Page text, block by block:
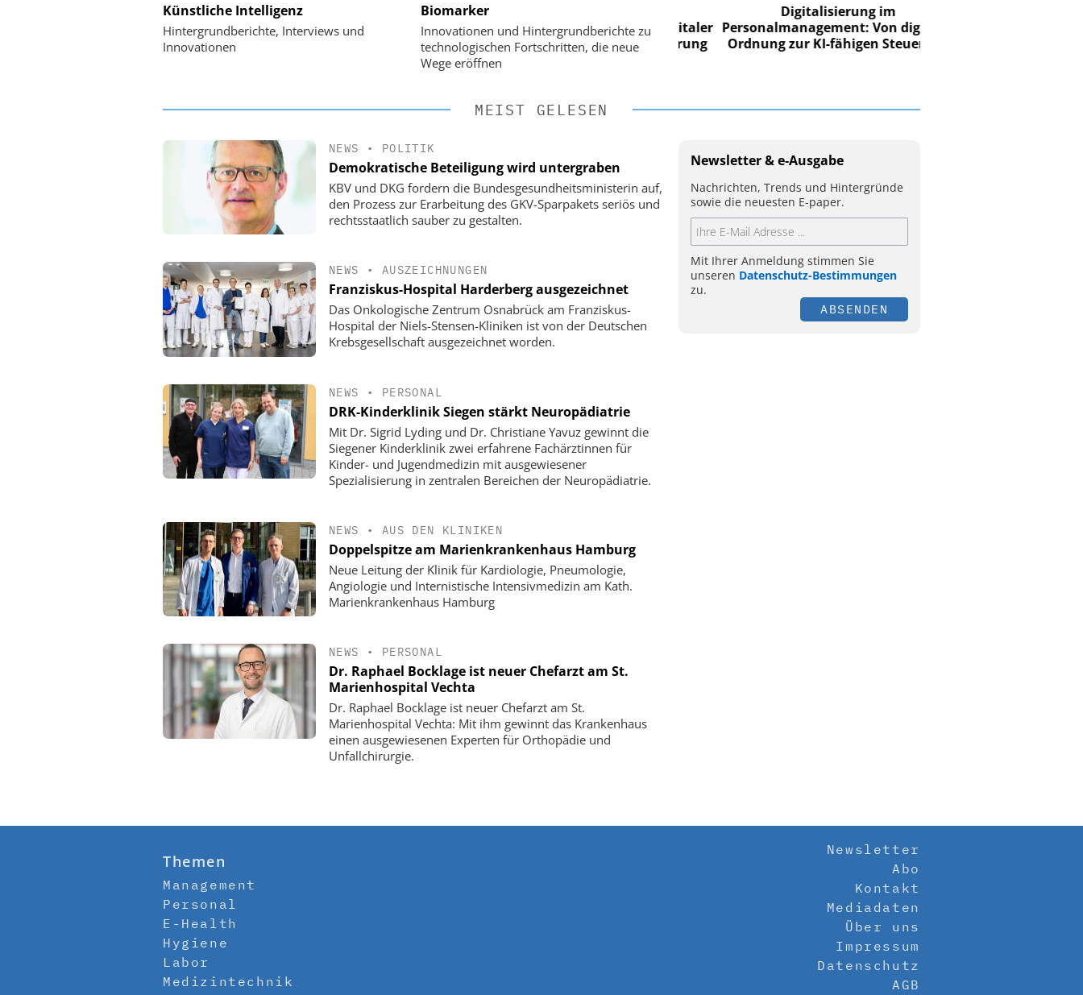
Künstliche Intelligenz
Hintergrundberichte, Interviews und
Innovationen
Biomarker
Innovationen und Hintergrundberichte zu
technologischen Fortschritten, die neue
Wege eröffnen
Digitalisierung im
Personalmanagement: Von digitaler
Ordnung zur KI-fähigen Steuerung
Personalmanagement: Von digitaler
Ordnung zur KI-fähigen Steuerung
Digitalisierung im
Personalmanagement: Von digitaler
Ordnung zur KI-fähigen Steuerung
MEIST GELESEN
NEWS • POLITIK
Demokratische Beteiligung wird untergraben
KBV und DKG fordern die Bundesgesundheitsministerin auf,
den Prozess zur Erarbeitung des GKV-Sparpakets seriös und
rechtsstaatlich sauber zu gestalten.
NEWS • AUSZEICHNUNGEN
Franziskus-Hospital Harderberg ausgezeichnet
Das Onkologische Zentrum Osnabrück am Franziskus-
Hospital der Niels-Stensen-Kliniken ist von der Deutschen
Krebsgesellschaft ausgezeichnet worden.
NEWS • PERSONAL
DRK-Kinderklinik Siegen stärkt Neuropädiatrie
Mit Dr. Sigrid Lyding und Dr. Christiane Yavuz gewinnt die
Siegener Kinderklinik zwei erfahrene Fachärztinnen für
Kinder- und Jugendmedizin mit ausgewiesener
Spezialisierung in zentralen Bereichen der Neuropädiatrie.
NEWS • AUS DEN KLINIKEN
Doppelspitze am Marienkrankenhaus Hamburg
Neue Leitung der Klinik für Kardiologie, Pneumologie,
Angiologie und Internistische Intensivmedizin am Kath.
Marienkrankenhaus Hamburg
NEWS • PERSONAL
Dr. Raphael Bocklage ist neuer Chefarzt am St.
Marienhospital Vechta
Dr. Raphael Bocklage ist neuer Chefarzt am St.
Marienhospital Vechta: Mit ihm gewinnt das Krankenhaus
einen ausgewiesenen Experten für Orthopädie und
Unfallchirurgie.
Newsletter & e-Ausgabe
Nachrichten, Trends und Hintergründe
sowie die neuesten E-paper.
Mit Ihrer Anmeldung stimmen Sie
unseren Datenschutz-Bestimmungen
zu.
ABSENDEN
Themen
Management
Personal
E-Health
Hygiene
Labor
Medizintechnik
Newsletter
Abo
Kontakt
Mediadaten
Über uns
Impressum
Datenschutz
AGB